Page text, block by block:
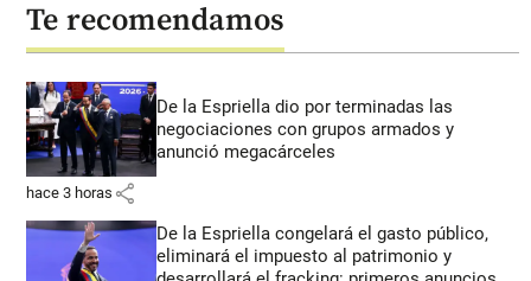
Te recomendamos
De la Espriella dio por terminadas las
negociaciones con grupos armados y
anunció megacárceles
hace 3 horas share
De la Espriella congelará el gasto público,
eliminará el impuesto al patrimonio y